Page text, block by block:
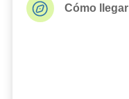
Cómo llegar